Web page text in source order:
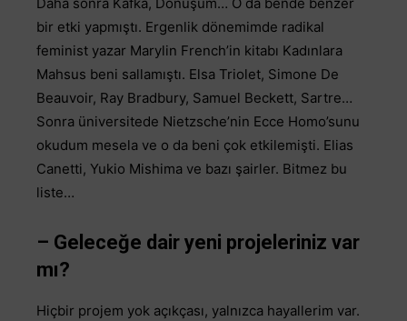
bir etki yapmıştı. Ergenlik dönemimde radikal
feminist yazar Marylin French’in kitabı Kadınlara
Mahsus beni sallamıştı. Elsa Triolet, Simone De
Beauvoir, Ray Bradbury, Samuel Beckett, Sartre…
Sonra üniversitede Nietzsche’nin Ecce Homo’sunu
okudum mesela ve o da beni çok etkilemişti. Elias
Canetti, Yukio Mishima ve bazı şairler. Bitmez bu
liste…
– Geleceğe dair yeni projeleriniz var
mı?
Hiçbir projem yok açıkçası, yalnızca hayallerim var.